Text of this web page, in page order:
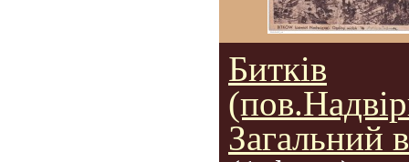
Битків
Загальний